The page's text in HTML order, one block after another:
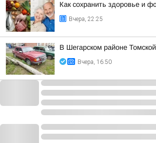
Как сохранить здоровье и
Вчера, 22:25
В Шегарском районе
Вчера, 16:50